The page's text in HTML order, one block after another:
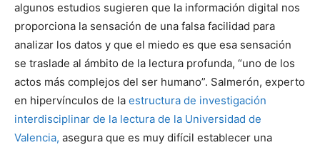
algunos estudios sugieren que la información digital nos
proporciona la sensación de una falsa facilidad para
analizar los datos y que el miedo es que esa sensación
se traslade al ámbito de la lectura profunda, “uno de los
actos más complejos del ser humano”. Salmerón, experto
en hipervínculos de la estructura de investigación
interdisciplinar de la lectura de la Universidad de
Valencia, asegura que es muy difícil establecer una